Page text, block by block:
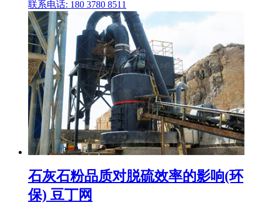
联系电话: 180 3780 8511
石灰石粉品质对脱硫效率的影响(环
保) 豆丁网